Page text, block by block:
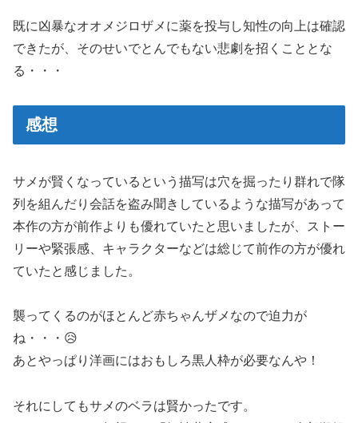
既に凶暴なオオメジロザメに薬を投与し知性の向上は確認
できたが、そのせいでとんでもない悲劇を招くこととな
る・・・
感想
サメが賢くなっているという描写は穴を掘ったり群れで隊
列を組んだり会話を盗み聞きしているような描写があって
本作の方が前作よりも優れていたと思いましたが、ストー
リーや緊張感、キャラクターなどは総じて前作の方が優れ
ていたと感じました。
襲ってくるのがほとんど赤ちゃんザメなので迫力が
ね・・・😥
あとやっぱり洋画にはおもしろ黒人枠が必要なんや！
それにしてもサメのベラは賢かったです。